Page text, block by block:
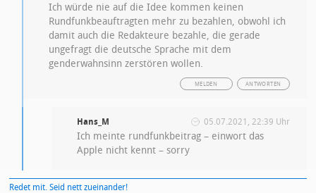
Ich würde nie auf die Idee kommen keinen
Rundfunkbeauftragten mehr zu bezahlen, obwohl ich
damit auch die Redakteure bezahle, die gerade
ungefragt die deutsche Sprache mit dem
genderwahnsinn zerstören wollen.
ANTWORTEN
MELDEN
Hans_M 05.07.2021, 22:39 Uhr
Ich meinte rundfunkbeitrag – einwort das
Apple nicht kennt – sorry
Redet mit. Seid nett zueinander!